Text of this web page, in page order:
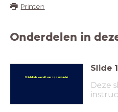
Printen
Onderdelen in
Ontdek de wereld van oppervlakte!
Slide 1
Deze